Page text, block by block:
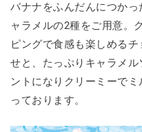
バナナをふんだんにつか
ャラメルの2種をご用意。
ピングで食感も楽しめる
せと、たっぷりキャラメ
ントになりクリーミーで
っております。